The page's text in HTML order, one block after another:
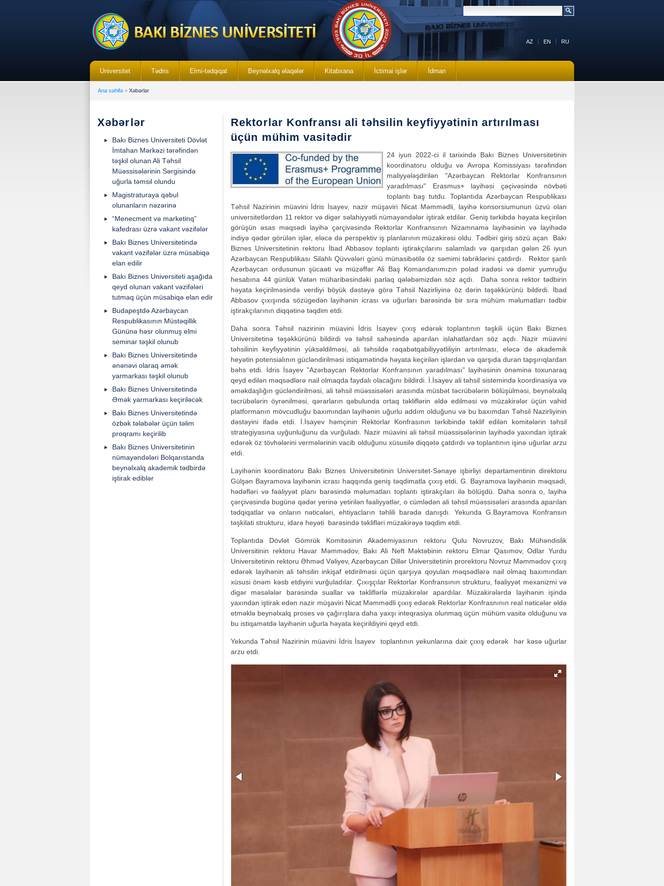
Universitet Tədris Elmi-tədqiqat Beynəlxalq əlaqələr Kitabxana İctimai işlər İdman
Ana səhifə > Xəbərlər
Xəbərlər
Bakı Biznes Universiteti Dövlət
İmtahan Mərkəzi tərəfindən
təşkil olunan Ali Təhsil
Müəssisələrinin Sərgisində
uğurla təmsil olundu
Magistraturaya qəbul
olunanların nəzərinə
“Menecment və marketinq”
kafedrası üzrə vakant vəzifələr
Bakı Biznes Universitetində
vakant vəzifələr üzrə müsabiqə
elan edilir
Bakı Biznes Universiteti aşağıda
qeyd olunan vakant vəzifələri
tutmaq üçün müsabiqə elan edir
Budapeştdə Azərbaycan
Respublikasının Müstəqillik
Gününə həsr olunmuş elmi
seminar təşkil olunub
Bakı Biznes Universitetində
ənənəvi olaraq əmək
yarmarkası təşkil olunub
Bakı Biznes Universitetində
Əmək yarmarkası keçiriləcək
Bakı Biznes Universitetində
özbək tələbələr üçün təlim
proqramı keçirilib
Bakı Biznes Universitetinin
nümayəndələri Bolqarıstanda
beynəlxalq akademik tədbirdə
iştirak ediblər
Rektorlar Konfransı ali təhsilin keyfiyyətinin artırılması
üçün mühim vasitədir
24 iyun 2022-ci il tarixində Bakı Biznes Universitetinin
koordinatoru olduğu və Avropa Komissiyası tərəfindən
maliyyələşdirilən "Azərbaycan Rektorlar Konfransının
yaradılması" Erasmus+ layihəsi çəçivəsində növbəti
toplantı baş tutdu. Toplantıda Azərbaycan Respublikası
Təhsil Nazirinin müavini İdris İsayev, nazir müşaviri Nicat Məmmədli, layihə konsorsiumunun üzvü olan
universitetlərdən 11 rektor və digər səlahiyyətli nümayəndələr iştirak etdilər. Geniş tərkibdə həyata keçirilən
görüşün əsas məqsədi layihə çərçivəsində Rektorlar Konfransının Nizamnamə layihəsinin və layihədə
indiyə qədər görülən işlər, eləcə də perspektiv iş planlarının müzakirəsi oldu. Tədbiri giriş sözü açan Bakı
Biznes Universitetinin rektoru İbad Abbasov toplantı iştirakçılarını salamladı və qarşıdan gələn 26 iyun
Azərbaycan Respublikası Silahlı Qüvvələri günü münasibətilə öz səmimi təbriklərini çatdırdı. Rektor şanlı
Azərbaycan ordusunun şücaəti və müzəffər Ali Baş Komandanımızın polad iradəsi və dəmir yumruğu
hesabına 44 günlük Vətən müharibəsindəki parlaq qələbəmizdən söz açdı. Daha sonra rektor tədbirin
həyata keçirilməsində verdiyi böyük dəstəyə görə Təhsil Nazirliyinə öz dərin təşəkkürünü bildirdi. İbad
Abbasov çıxışında sözügedən layihənin icrası və uğurları barəsində bir sıra mühüm məlumatları tədbir
iştirakçılarının diqqətinə təqdim etdi.
Daha sonra Təhsil nazirinin müavini İdris İsayev çıxış edərək toplantının təşkili üçün Bakı Biznes
Universitetinə təşəkkürünü bildirdi və təhsil sahəsində aparılan islahatlardan söz açdı. Nazir müavini
təhsilinin keyfiyyətinin yüksəldilməsi, ali təhsildə rəqabətqabiliyyətliliyin artırılması, eləcə də akademik
heyətin potensialının gücləndirilməsi istiqamətində həyata keçirilən işlərdən və qarşıda duran tapşırıqlardan
bəhs etdi. İdris İsayev "Azərbaycan Rektorlar Konfransının yaradılması" layihəsinin önəminə toxunaraq
qeyd edilən məqsədlərə nail olmaqda faydalı olacağını bildirdi. İ.İsayev ali təhsil sistemində koordinasiya və
əməkdaşlığın gücləndirilməsi, ali təhsil müəssisələri arasında müsbət təcrübələrin bölüşülməsi, beynəlxalq
təcrübələrin öyrənilməsi, qərarların qəbulunda ortaq təkliflərin əldə edilməsi və müzakirələr üçün vahid
platformanın mövcudluğu baxımından layihənin uğurlu addım olduğunu və bu baxımdan Təhsil Nazirliyinin
dəstəyini ifadə etdi. İ.İsayev həmçinin Rektorlar Konfrasının tərkibində təklif edilən komitələrin təhsil
strategiyasına uyğunluğunu da vurğuladı. Nazir müavini ali təhsil müəssisələrinin layihədə yaxından iştirak
edərək öz tövhələrini vermələrinin vacib olduğunu xüsusilə diqqətə çatdırdı və toplantının işinə uğurlar arzu
etdi.
Layihənin koordinatoru Bakı Biznes Universitetinin Universitet-Sənaye işbirliyi departamentinin direktoru
Gülşən Bayramova layihənin icrası haqqında geniş təqdimatla çıxış etdi. G. Bayramova layihənin məqsədi,
hədəfləri və fəaliyyət planı barəsində məlumatları toplantı iştirakçıları ilə bölüşdü. Daha sonra o, layihə
çərçivəsində bugünə qədər yerinə yetirilən fəaliyyətlər, o cümlədən ali təhsil müəssisələri arasında aparılan
tədqiqatlar və onların nəticələri, ehtiyacların təhlili barədə danışdı. Yekunda G.Bayramova Konfransın
təşkilati strukturu, idarə heyəti barəsində təklifləri müzakirəyə təqdim etdi.
Toplantıda Dövlət Gömrük Komitəsinin Akademiyasının rektoru Qulu Novruzov, Bakı Mühəndislik
Universitinin rektoru Havar Məmmədov, Bakı Ali Neft Məktəbinin rektoru Elmar Qasımov, Odlar Yurdu
Universitetinin rektoru Əhməd Vəliyev, Azərbaycan Dillər Universitetinin prorektoru Novruz Məmmədov çıxış
edərək layihənin ali təhsilin inkişaf etdirilməsi üçün qarşıya qoyulan məqsədlərə nail olmaq baxımından
xüsusi önəm kəsb etdiyini vurğuladılar. Çıxışçılar Rektorlar Konfransının strukturu, fəaliyyət mexanizmi və
digər məsələlər barəsində suallar və təkliflərlə müzakirələr apardılar. Müzakirələrdə layihənin işində
yaxından iştirak edən nazir müşaviri Nicat Məmmədli çıxış edərək Rektorlar Konfrasnının real nəticələr əldə
etməklə beynəlxalq proses və çağırışlara daha yaxşı inteqrasiya olunmaq üçün mühüm vasitə olduğunu və
bu istiqamətdə layihənin uğurla həyata keçirildiyini qeyd etdi.
Yekunda Təhsil Nazirinin müavini İdris İsayev toplantının yekunlarına dair çıxış edərək hər kəsə uğurlar
arzu etdi.
AZ EN RU